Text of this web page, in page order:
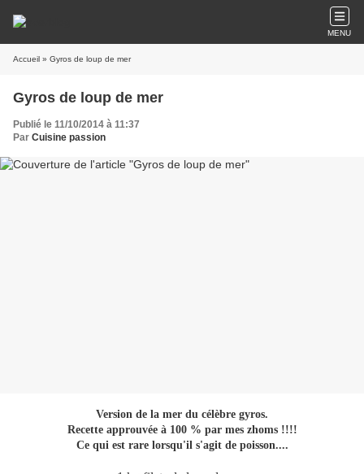
MENU
Accueil » Gyros de loup de mer
Gyros de loup de mer
Publié le 11/10/2014 à 11:37
Par Cuisine passion
Version de la mer du célèbre gyros.
Recette approuvée à 100 % par mes zhoms !!!!
Ce qui est rare lorsqu'il s'agit de poisson....